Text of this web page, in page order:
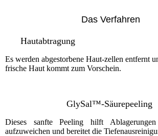
Das Verfahren
Hautabtragung
Es werden abgestorbene Haut-zellen entfernt
frische Haut kommt zum Vorschein.
GlySal™-Säurepeeling
Dieses sanfte Peeling hilft
aufzuweichen und bereitet die